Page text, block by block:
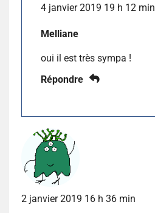
4 janvier 2019 19 h 12 min
Melliane
oui il est très sympa !
Répondre
2 janvier 2019 16 h 36 min